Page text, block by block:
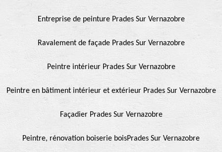
Entreprise de peinture Prades Sur Vernazobre
Ravalement de façade Prades Sur Vernazobre
Peintre intérieur Prades Sur Vernazobre
Peintre en bâtiment intérieur et extérieur Prades Sur Vernazobre
Façadier Prades Sur Vernazobre
Peintre, rénovation boiserie boisPrades Sur Vernazobre